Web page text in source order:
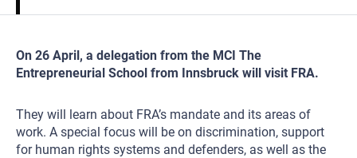
On 26 April, a delegation from the MCI The
Entrepreneurial School from Innsbruck will visit FRA.
They will learn about FRA’s mandate and its areas of
work. A special focus will be on discrimination, support
for human rights systems and defenders, as well as the